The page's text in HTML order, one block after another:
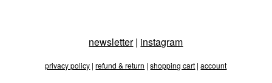
newsletter| instagram
privacy policy |refund & return |shopping cart |account